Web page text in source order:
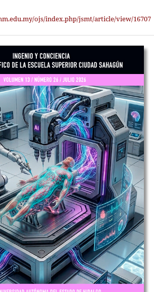
ojs/index.php/jsmt/article/view/16707